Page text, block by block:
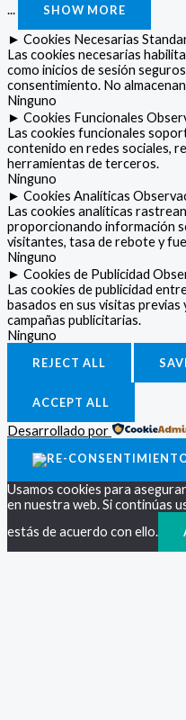
... SHOW MORE
► Cookies Necesarias
Las cookies necesarias
como inicios de sesión
consentimiento. No
Ninguno
► Cookies Funcionales
Las cookies funcionales
contenido en redes sociales,
herramientas de terceros.
Ninguno
► Cookies Analíticas
Las cookies analíticas
proporcionando información
visitantes, tasa de rebote y
Ninguno
► Cookies de Publicidad
Las cookies de publicidad
basados en sus visitas previas
campañas publicitarias.
Ninguno
REJECT ALL
ACCEPT ALL
Desarrollado por
Usamos cookies para
en nuestra web. Si continúas
estás de acuerdo con ello.